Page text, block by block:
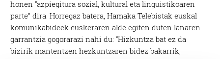
honen “azpiegitura sozial, kultural eta linguistikoaren
parte” dira. Horregaz batera, Hamaka Telebistak euskal
komunikabideek euskeraren alde egiten duten lanaren
garrantzia gogorarazi nahi du: “Hizkuntza bat ez da
bizirik mantentzen hezkuntzaren bidez bakarrik;